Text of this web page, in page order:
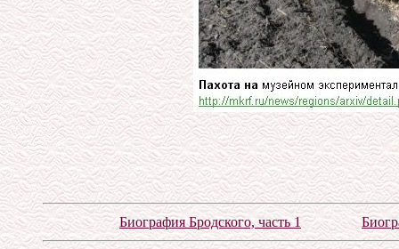
Биография Бродского, часть 1